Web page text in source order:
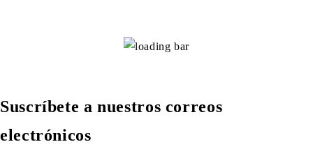
Suscríbete a nuestros correos
electrónicos